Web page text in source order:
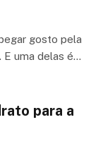
gosto pela
E uma delas é…
para a